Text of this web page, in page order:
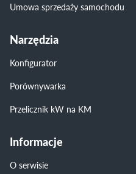
Umowa sprzedaży samochodu
Narzędzia
Konfigurator
Porównywarka
Przelicznik kW na KM
Informacje
O serwisie